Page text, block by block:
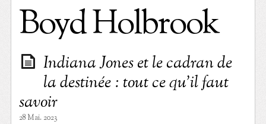
Boyd Holbrook
Indiana Jones et le cadran de
la destinée : tout ce qu’il faut
savoir
28 Mai. 2023